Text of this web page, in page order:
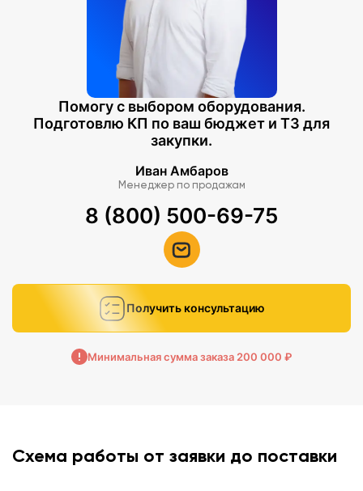
Помогу с выбором оборудования.
Подготовлю КП по ваш бюджет и ТЗ для
закупки.
Иван Амбаров
Менеджер по продажам
8 (800) 500-69-75
Получить консультацию
Минимальная сумма заказа 200 000 ₽
Схема работы от заявки до поставки